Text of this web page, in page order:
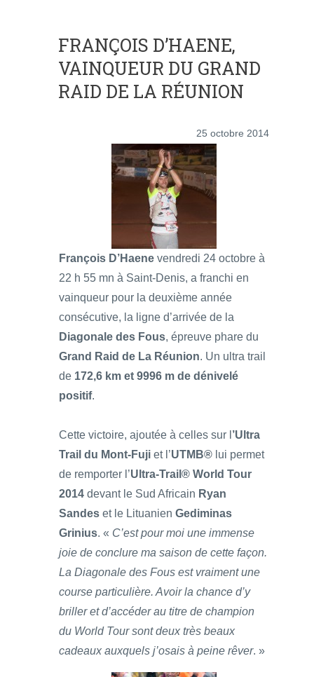
FRANÇOIS D’HAENE,
VAINQUEUR DU GRAND
RAID DE LA RÉUNION
25 octobre 2014
François D’Haene vendredi 24 octobre à
22 h 55 mn à Saint-Denis, a franchi en
vainqueur pour la deuxième année
consécutive, la ligne d’arrivée de la
Diagonale des Fous, épreuve phare du
Grand Raid de La Réunion. Un ultra trail
de 172,6 km et 9996 m de dénivelé
positif.
Cette victoire, ajoutée à celles sur l ’Ultra
Trail du Mont-Fuji et l’UTMB® lui permet
de remporter l’Ultra-Trail® World Tour
2014 devant le Sud Africain Ryan
Sandes et le Lituanien Gediminas
Grinius. « C’est pour moi une immense
joie de conclure ma saison de cette façon.
La Diagonale des Fous est vraiment une
course particulière. Avoir la chance d’y
briller et d’accéder au titre de champion
du World Tour sont deux très beaux
cadeaux auxquels j’osais à peine rêver. »